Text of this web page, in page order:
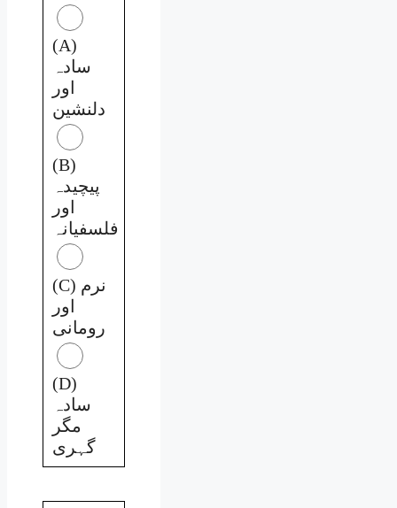
(A)
سادہ
اور
دلنشین
(B)
پیچیدہ
اور
فلسفیانہ
(C) نرم
اور
رومانی
(D)
سادہ
مگر
گہری